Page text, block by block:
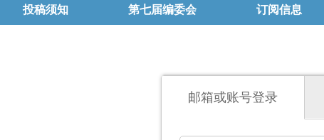
投稿须知 第七届编委会 订阅信息
邮箱或账号登录